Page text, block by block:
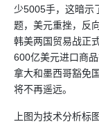
少5005手，这暗示
题，美元重挫，反
韩美两国贸易战正
600亿美元进口商
拿大和墨西哥豁免
将不再遥远。
上图为技术分析标